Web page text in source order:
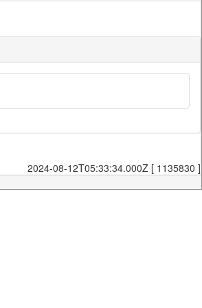
2024-08-12T05:33:34.000Z [ 1135830 ]